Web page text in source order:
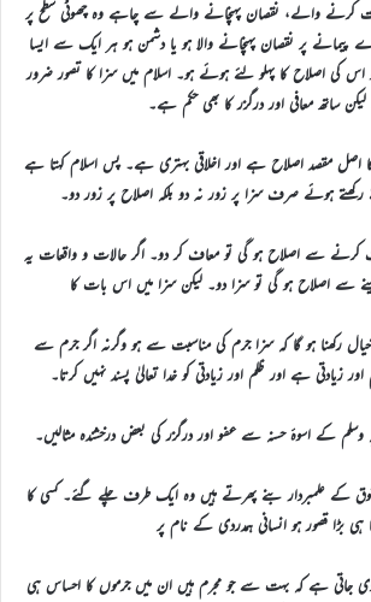
کرنے والے، نقصان پہنچانے والے سے چاہے وہ چھوٹی سطح پر
پیمانے پر نقصان پہنچانے والا ہو یا دشمن ہو ہر ایک سے ایسا
کی اصلاح کا پہلو لئے ہوئے ہو۔ اسلام میں سزا کا تصور ضرور
ساتھ معافی اور درگزر کا بھی حکم ہے۔
اصل مقصد اصلاح ہے اور اخلاقی بہتری ہے۔ پس اسلام کہتا ہے
ہوئے صرف سزا پر زور نہ دو بلکہ اصلاح پر زور دو۔
کرنے سے اصلاح ہو گی تو معاف کر دو۔ اگر حالات و واقعات یہ
سے اصلاح ہو گی تو سزا دو۔ لیکن سزا میں اس بات کا
رکھنا ہو گا کہ سزا جرم کی مناسبت سے ہو وگرنہ اگر جرم سے
زیادتی ہے اور ظلم اور زیادتی کو خدا تعالیٰ پسند نہیں کرتا۔
وسلم کے اسوۂ حسنہ سے عفو اور درگزر کی بعض درخشندہ مثالیں۔
کے علمبردار بنے پھرتے ہیں وہ ایک طرف چلے گئے۔ کسی کا
ہی بڑا قصور ہو انسانی ہمدردی کے نام پر
دی جاتی ہے کہ بہت سے جو مجرم ہیں ان میں جرموں کا احساس ہی